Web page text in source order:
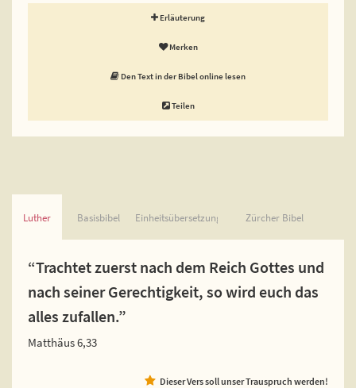
Erläuterung
Merken
Den Text in der Bibel online lesen
Teilen
Luther Basisbibel Einheitsübersetzung Zürcher Bibel
“Trachtet zuerst nach dem Reich Gottes und
nach seiner Gerechtigkeit, so wird euch das
alles zufallen.”
Matthäus 6,33
Dieser Vers soll unser Trauspruch werden!